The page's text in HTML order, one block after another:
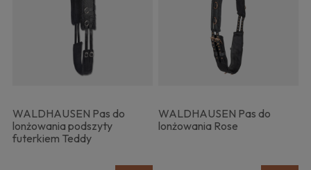
WALDHAUSEN Pas do
lonżowania podszyty
futerkiem Teddy
WALDHAUSEN Pas do
lonżowania Rose